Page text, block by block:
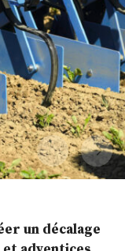
un décalage